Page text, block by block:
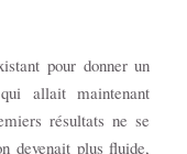
pour donner un
allait maintenant
résultats ne se
devenait plus fluide,